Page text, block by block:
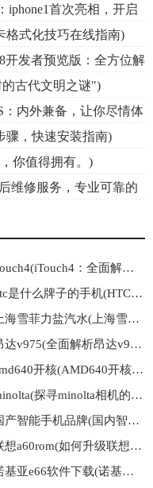
iphone1首次亮相，开启
格式化技巧在线指南)
开发者预览版：全方位解
的古代文明之谜")
：内外兼备，让你尽情体
骤，快速安装指南)
你值得拥有。)
维修服务，专业可靠的
itouch4(iTouch4：全面解析四代iPodTouch技术规格与历史发展)
htc是什么牌子的手机(HTC手机是哪个品牌？)
上海雪菲力盐汽水(上海雪菲力盐汽水：一段源自百年历史的中国味道)
昂达v975(全面解析昂达v975性能及使用技巧)
amd640开核(AMD640开核全面解析，性能和稳定性都不得不看！)
minolta(探寻minolta相机的发展历程及其在摄影行业中的地位)
国产智能手机品牌(国内智能手机品牌排行榜)
联想a60rom(如何升级联想A60的ROM？)
诺基亚e66软件下载(诺基亚E66软件下载攻略大全)